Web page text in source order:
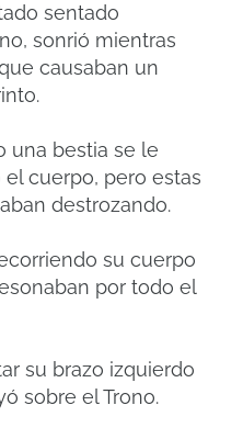
sentado
sonrió mientras
causaban un
una bestia se le
cuerpo, pero estas
destrozando.
su cuerpo
por todo el
su brazo izquierdo
sobre el Trono.